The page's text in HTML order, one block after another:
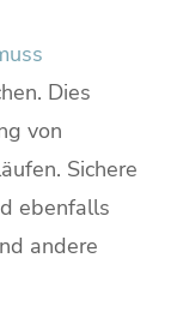
Dies
von
Sichere
ebenfalls
andere